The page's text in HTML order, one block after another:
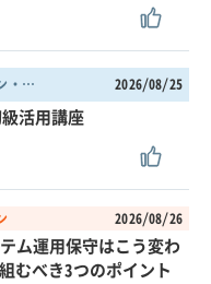
オンライン・東京都 2026/08/25
活用講座
2026/08/26
ム運用保守はこう変わ
むべき3つのポイント